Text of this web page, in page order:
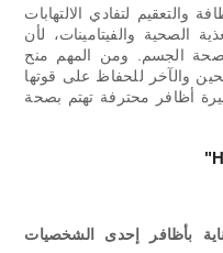
والتعقيم لتفادي الالتهابات
الصحية والفيتامينات، لأن
الجسم. ومن المهم منح
والآخر للحفاظ على قوتها
أظافر محترفة تهتم بصحة
بأظافر إحدى الشخصيات